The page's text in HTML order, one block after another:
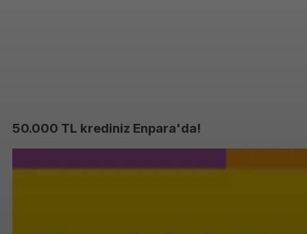
50.000 TL krediniz Enpara'da!